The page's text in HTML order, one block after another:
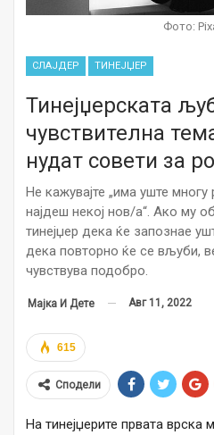
Фото:
СЛАЈДЕР ТИНЕЈЏЕР
Тинејџерската
чувствителна
нудат совети за
Не кажувајте „има уште
најдеш некој нов/а“. Ако му
тинејџер дека ќе запознае
дека повторно ќе се вљуби,
чувствува подобро.
Мајка И Дете Авг 11, 2022
615
Сподели
На тинејџерите првата